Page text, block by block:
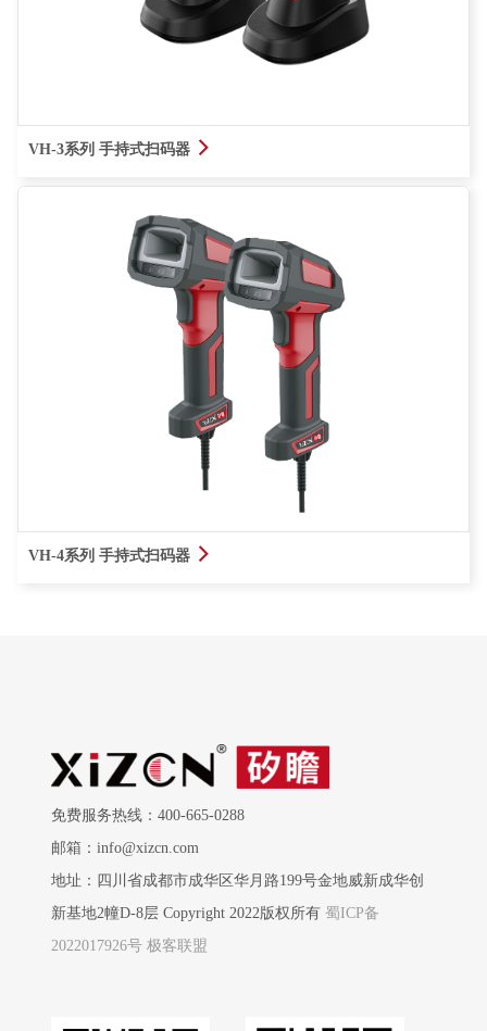
VH-3系列 手持式扫码器
VH-4系列 手持式扫码器
免费服务热线：400-665-0288
邮箱：info@xizcn.com
地址：四川省成都市成华区华月路199号金地威新成华创
新基地2幢D-8层 Copyright 2022版权所有蜀ICP备
2022017926号 极客联盟